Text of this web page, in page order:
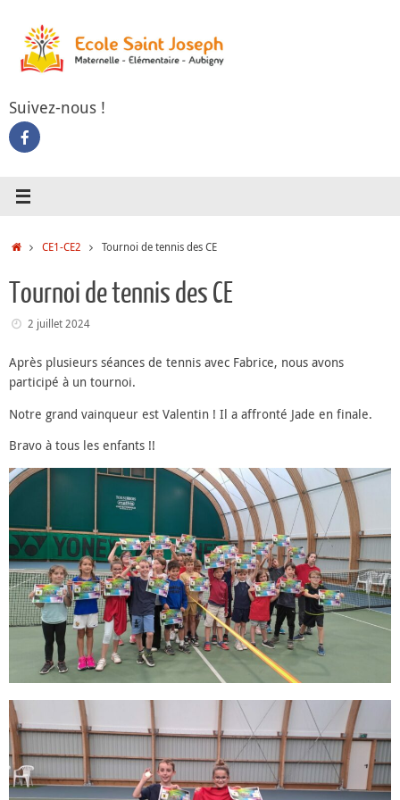
contenu
Suivez-nous !
AccueilCE1-CE2 Tournoi de tennis des CE
Tournoi de tennis des CE
2 juillet 2024
Après plusieurs séances de tennis avec Fabrice, nous avons
participé à un tournoi.
Notre grand vainqueur est Valentin ! Il a affronté Jade en finale.
Bravo à tous les enfants !!